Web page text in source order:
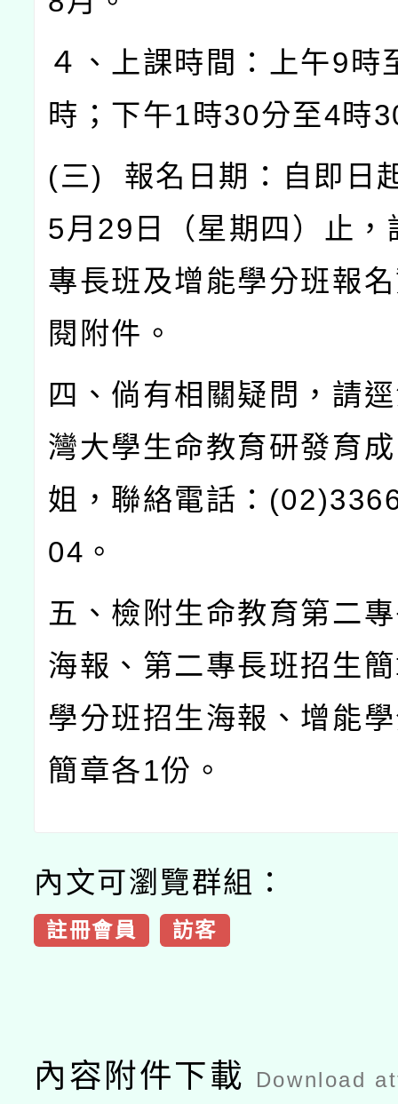
４、上課時間：上午9 時
時；下午1 時30分至4時
(三) 報名日期：自即日
5月 29 日（星期四）止
專長班及增能學分班報
閱附件。
四、倘有相關疑問，請
灣大學生命教育研發育
姐，聯絡電話：
04 。
五、檢附生命教育第二
海報、第二專長班招生
學分班招生海報、增能
簡章各1份。
內文可瀏覽群組：
註冊會員 訪客
內容附件下載 Download